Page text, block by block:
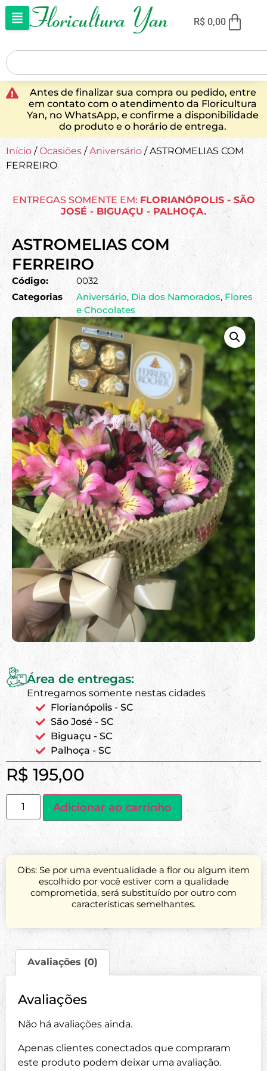
R$ 0,00
Antes de finalizar sua compra ou pedido, entre
em contato com o atendimento da Floricultura
Yan, no WhatsApp, e confirme a disponibilidade
do produto e o horário de entrega.
Início /Ocasiões /Aniversário / ASTROMELIAS COM
FERREIRO
ENTREGAS SOMENTE EM: FLORIANÓPOLIS - SÃO
JOSÉ - BIGUAÇU - PALHOÇA.
ASTROMELIAS COM
FERREIRO
Código:
0032
Categorias
Aniversário, Dia dos Namorados, Flores
e Chocolates
Área de entregas:
Entregamos somente nestas cidades
Florianópolis - SC
São José - SC
Biguaçu - SC
Palhoça - SC
R$ 195,00
Adicionar ao carrinho
Obs: Se por uma eventualidade a flor ou algum item
escolhido por você estiver com a qualidade
comprometida, será substituído por outro com
características semelhantes.
Avaliações (0)
Avaliações
Não há avaliações ainda.
Apenas clientes conectados que compraram
este produto podem deixar uma avaliação.